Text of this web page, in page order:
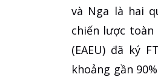
và Nga là hai
chiến lược toàn
(EAEU) đã ký
khoảng gần